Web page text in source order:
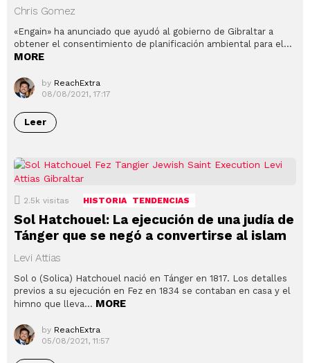
Chris Gomez
«Engain» ha anunciado que ayudó al gobierno de Gibraltar a
obtener el consentimiento de planificación ambiental para el…
MORE
by ReachExtra
08/08/2021, 17:17
Leer
2.5k visitas HISTORIA TENDENCIAS
Sol Hatchouel: La ejecución de una judía de
Tánger que se negó a convertirse al islam
Levi Attias
Sol o (Solica) Hatchouel nació en Tánger en 1817. Los detalles
previos a su ejecución en Fez en 1834 se contaban en casa y el
himno que lleva… MORE
by ReachExtra
05/08/2021, 11:57